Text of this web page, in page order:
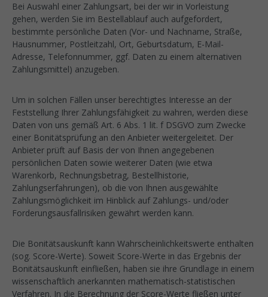
Bei Auswahl einer Zahlungsart, bei der wir in Vorleistung
gehen, werden Sie im Bestellablauf auch aufgefordert,
bestimmte persönliche Daten (Vor- und Nachname, Straße,
Hausnummer, Postleitzahl, Ort, Geburtsdatum, E-Mail-
Adresse, Telefonnummer, ggf. Daten zu einem alternativen
Zahlungsmittel) anzugeben.
Um in solchen Fällen unser berechtigtes Interesse an der
Feststellung Ihrer Zahlungsfähigkeit zu wahren, werden diese
Daten von uns gemäß Art. 6 Abs. 1 lit. f DSGVO zum Zwecke
einer Bonitätsprüfung an den Anbieter weitergeleitet. Der
Anbieter prüft auf Basis der von Ihnen angegebenen
persönlichen Daten sowie weiterer Daten (wie etwa
Warenkorb, Rechnungsbetrag, Bestellhistorie,
Zahlungserfahrungen), ob die von Ihnen ausgewählte
Zahlungsmöglichkeit im Hinblick auf Zahlungs- und/oder
Forderungsausfallrisiken gewährt werden kann.
Die Bonitätsauskunft kann Wahrscheinlichkeitswerte enthalten
(sog. Score-Werte). Soweit Score-Werte in das Ergebnis der
Bonitätsauskunft einfließen, haben sie ihre Grundlage in einem
wissenschaftlich anerkannten mathematisch-statistischen
Verfahren. In die Berechnung der Score-Werte fließen unter